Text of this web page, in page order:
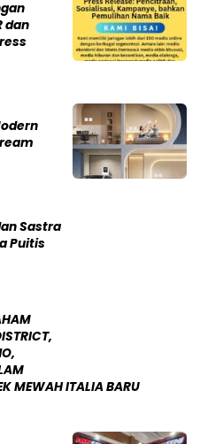
dan
Sastra
Puitis
MEWAH ITALIA BARU